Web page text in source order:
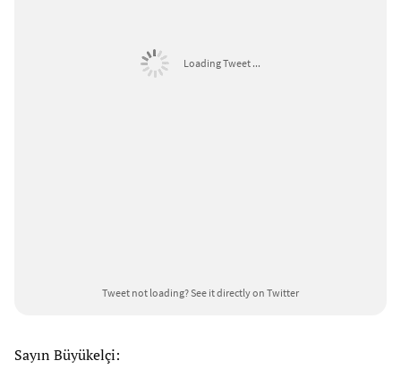
Loading Tweet ...
Tweet not loading?See it directly on Twitter
Sayın Büyükelçi: